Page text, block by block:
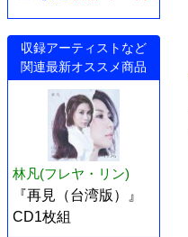
収録アーティストなど
関連最新オススメ商品
林凡(フレヤ・リン)
『再見（台湾版）』
CD1枚組